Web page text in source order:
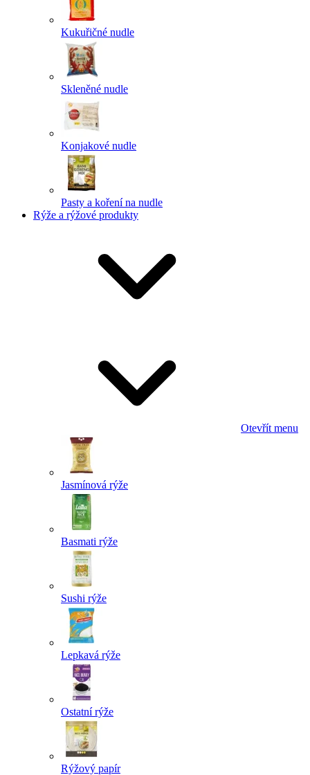
Kukuřičné nudle
Skleněné nudle
Konjakové nudle
Pasty a koření na nudle
Rýže a rýžové produkty
Otevřít menu
Jasmínová rýže
Basmati rýže
Sushi rýže
Lepkavá rýže
Ostatní rýže
Rýžový papír